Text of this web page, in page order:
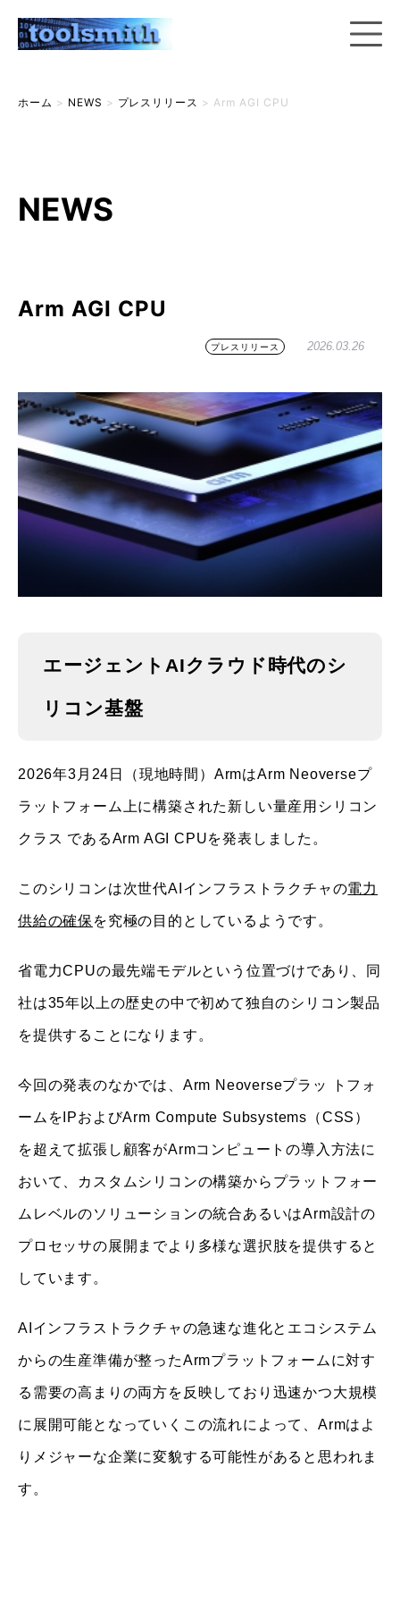
ホーム > NEWS > プレスリリース >Arm AGI CPU
NEWS
Arm AGI CPU
プレスリリース 2026.03.26
エージェントAIクラウド時代のシ
リコン基盤
2026年3月24日（現地時間）ArmはArm Neoverseプ
ラットフォーム上に構築された新しい量産用シリコン
クラス であるArm AGI CPUを発表しました。
このシリコンは次世代AIインフラストラクチャの電力
供給の確保 を究極の目的としているようです。
省電力CPUの最先端モデルという位置づけであり、同
社は35年以上の歴史の中で初めて独自のシリコン製品
を提供することになります。
今回の発表のなかでは、Arm Neoverseプラッ トフォ
ームをIPおよびArm Compute Subsystems（CSS）
を超えて拡張し顧客がArmコンピュートの導入方法に
おいて、カスタムシリコンの構築からプラットフォー
ムレベルのソリューションの統合あるいはArm設計の
プロセッサの展開までより多様な選択肢を提供すると
しています。
AIインフラストラクチャの急速な進化とエコシステム
からの生産準備が整ったArmプラットフォームに対す
る需要の高まりの両方を反映しており迅速かつ大規模
に展開可能となっていくこの流れによって、Armはよ
りメジャーな企業に変貌する可能性があると思われま
す。